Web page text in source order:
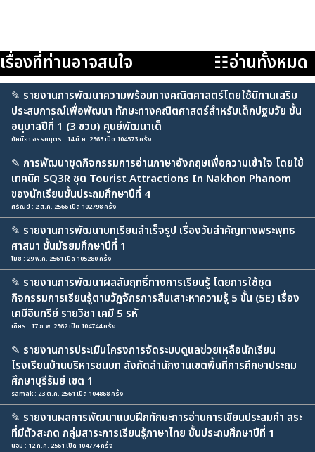
เรื่องที่ท่านอาจสนใจ ☷อ่านทั้งหมด
✎ รายงานการพัฒนาความพร้อมทางคณิตศาสตร์โดยใช้นิทานเสริม
ประสบการณ์เพื่อพัฒนา ทักษะทางคณิตศาสตร์สำหรับเด็กปฐมวัย ชั้น
อนุบาลปีที่ 1 (3 ขวบ) ศูนย์พัฒนาเด็
ทัศนียา อรรคบุตร : 14 มี.ค. 2563 เปิด 104573 ครั้ง
✎ การพัฒนาชุดกิจกรรมการอ่านภาษาอังกฤษเพื่อความเข้าใจ โดยใช้
เทคนิค SQ3R ชุด Tourist Attractions In Nakhon Phanom
ของนักเรียนชั้นประถมศึกษาปีที่ 4
ศรัณย์ : 2 ส.ค. 2566 เปิด 102798 ครั้ง
✎ รายงานการพัฒนาบทเรียนสำเร็จรูป เรื่องวันสำคัญทางพระพุทธ
ศาสนา ชั้นมัธยมศึกษาปีที่ 1
โมช : 29 พ.ค. 2561 เปิด 105280 ครั้ง
✎ รายงานการพัฒนาผลสัมฤทธิ์ทางการเรียนรู้ โดยการใช้ชุด
กิจกรรมการเรียนรู้ตามวัฏจักรการสืบเสาะหาความรู้ 5 ขั้น (5E) เรื่อง
เคมีอินทรีย์ รายวิชา เคมี 5 รหั
เชียร : 17 ก.พ. 2562 เปิด 104744 ครั้ง
✎ รายงานการประเมินโครงการจัดระบบดูแลช่วยเหลือนักเรียน
โรงเรียนบ้านบริหารชนบท สังกัดสำนักงานเขตพื้นที่การศึกษาประถม
ศึกษาบุรีรัมย์ เขต 1
samak : 23 ต.ค. 2561 เปิด 104868 ครั้ง
✎ รายงานผลการพัฒนาแบบฝึกทักษะการอ่านการเขียนประสมคำ สระ
ที่มีตัวสะกด กลุ่มสาระการเรียนรู้ภาษาไทย ชั้นประถมศึกษาปีที่ 1
นอม : 12 ก.ค. 2561 เปิด 104774 ครั้ง